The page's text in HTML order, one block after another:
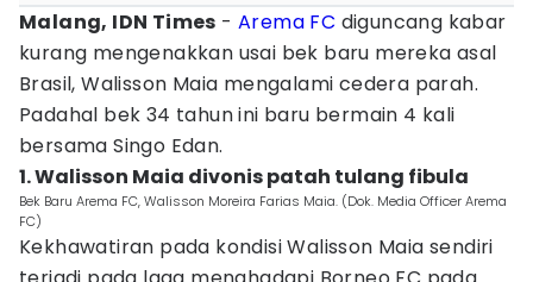
Malang, IDN Times -Arema FC diguncang kabar
kurang mengenakkan usai bek baru mereka asal
Brasil, Walisson Maia mengalami cedera parah.
Padahal bek 34 tahun ini baru bermain 4 kali
bersama Singo Edan.
1. Walisson Maia divonis patah tulang fibula
Bek Baru Arema FC, Walisson Moreira Farias Maia. (Dok. Media Officer Arema
FC)
Kekhawatiran pada kondisi Walisson Maia sendiri